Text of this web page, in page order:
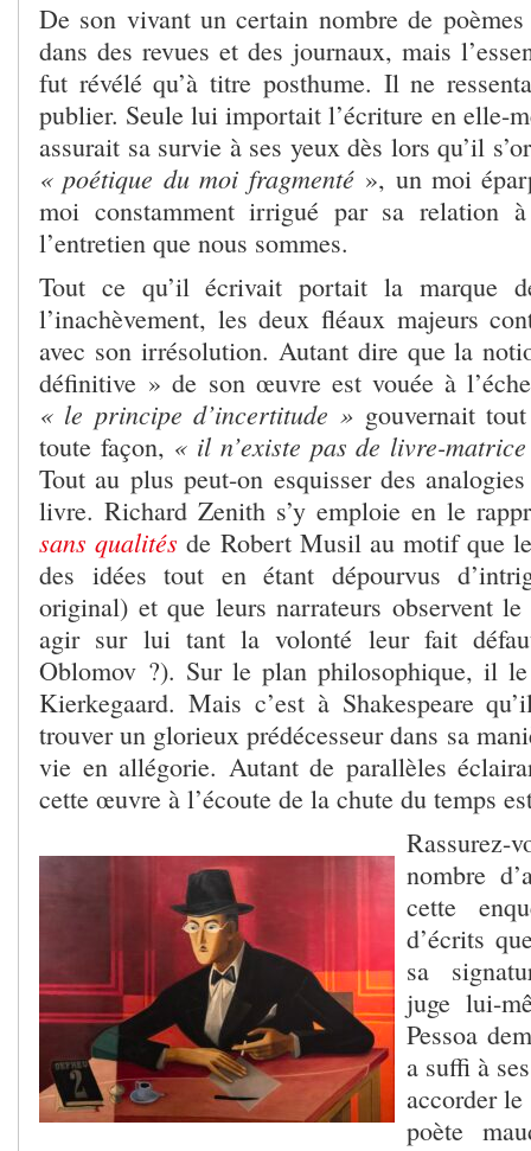
De son vivant un certain nombre de
dans des revues et des journaux, mais
fut révélé qu’à titre posthume. Il ne
publier. Seule lui importait l’écriture en elle-
assurait sa survie à ses yeux dès lors qu’il
« poétique du moi fragmenté», un moi
moi constamment irrigué par sa relation
l’entretien que nous sommes.
Tout ce qu’il écrivait portait la marque
l’inachèvement, les deux fléaux majeurs
avec son irrésolution. Autant dire que la
définitive » de son œuvre est vouée à
« le principe d’incertitude » gouvernait
toute façon, « il n’existe pas de livre-
Tout au plus peut-on esquisser des
livre. Richard Zenith s’y emploie en le
sans qualités de Robert Musil au motif que
des idées tout en étant dépourvus
original) et que leurs narrateurs observent
agir sur lui tant la volonté leur fait
Oblomov ?). Sur le plan philosophique, il
Kierkegaard. Mais c’est à Shakespeare
trouver un glorieux prédécesseur dans sa
vie en allégorie. Autant de parallèles
cette œuvre à l’écoute de la chute du temps
nombre
cette
d’écrits
sa
juge lui-
Pessoa
a suffi à
accorder
poète